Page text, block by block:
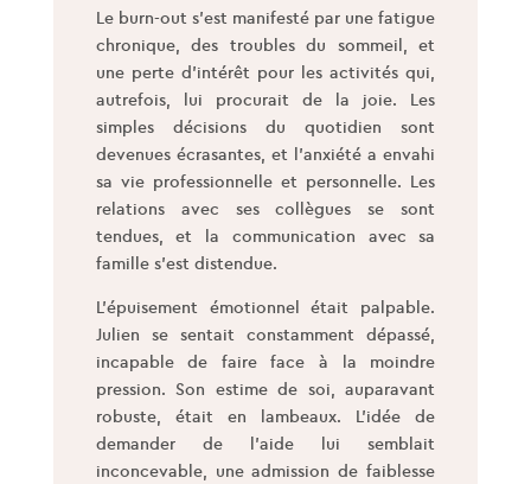
Le burn-out s’est manifesté par une fatigue
chronique, des troubles du sommeil, et
une perte d’intérêt pour les activités qui,
autrefois, lui procurait de la joie. Les
simples décisions du quotidien sont
devenues écrasantes, et l’anxiété a envahi
sa vie professionnelle et personnelle. Les
relations avec ses collègues se sont
tendues, et la communication avec sa
famille s’est distendue.
L’épuisement émotionnel était palpable.
Julien se sentait constamment dépassé,
incapable de faire face à la moindre
pression. Son estime de soi, auparavant
robuste, était en lambeaux. L’idée de
demander de l’aide lui semblait
inconcevable, une admission de faiblesse